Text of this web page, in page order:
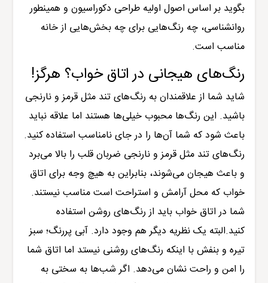
بگوید بر اساس اصول اولیه طراحی دکوراسیون و همینطور
روانشناسی، چه رنگ‌هایی برای چه بخش‌هایی از خانه
مناسب است.
رنگ‌های هیجانی در اتاق خواب؟ هرگز!
شاید شما از علاقمندان به رنگ‌های تند مثل قرمز و نارنجی
باشید. این رنگ‌ها محبوب خیلی‌ها هستند اما علاقه نباید
باعث شود که شما آن‌ها را در جای نامناسب استفاده کنید.
رنگ‌های تند مثل قرمز و نارنجی ضربان قلب را بالا می‌برد
و باعث هیجان می‌شوند، بنابراین به هیچ وجه برای اتاق
خواب که محل آرامش و استراحت است مناسب نیستند.
شما در اتاق خواب باید از رنگ‌های روشن استفاده
کنید.البته یک نظریه دیگر هم وجود دارد. آبی پررنگ؛ سبز
تیره و بنفش با اینکه رنگ‌های روشنی نیستد اما اتاق شما
را امن و راحت نشان می‌دهد. اگر شب‌ها به سختی به